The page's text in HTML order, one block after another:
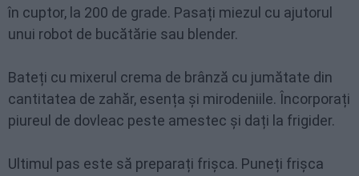
în cuptor, la 200 de grade. Pasați miezul cu ajutorul
unui robot de bucătărie sau blender.
Bateți cu mixerul crema de brânză cu jumătate din
cantitatea de zahăr, esența și mirodeniile. Încorporați
piureul de dovleac peste amestec și dați la frigider.
Ultimul pas este să preparați frișca. Puneți frișca